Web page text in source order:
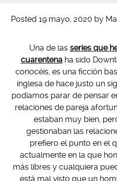
Posted19 mayo, 2020 by
Una de las series que
cuarentenaha sido
conocéis, es una ficción
inglesa de hace justo un
podíamos parar de pensar
relaciones de pareja
estaban muy bien,
gestionaban las
prefiero el punto en el
actualmente en la que
más libres y cualquiera
está mal visto que un